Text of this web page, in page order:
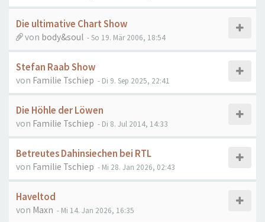
Die ultimative Chart Show
von body&soul - So 19. Mär 2006, 18:54
Stefan Raab Show
von Familie Tschiep - Di 9. Sep 2025, 22:41
Die Höhle der Löwen
von Familie Tschiep - Di 8. Jul 2014, 14:33
Betreutes Dahinsiechen bei RTL
von Familie Tschiep - Mi 28. Jan 2026, 02:43
Haveltod
von Maxn - Mi 14. Jan 2026, 16:35